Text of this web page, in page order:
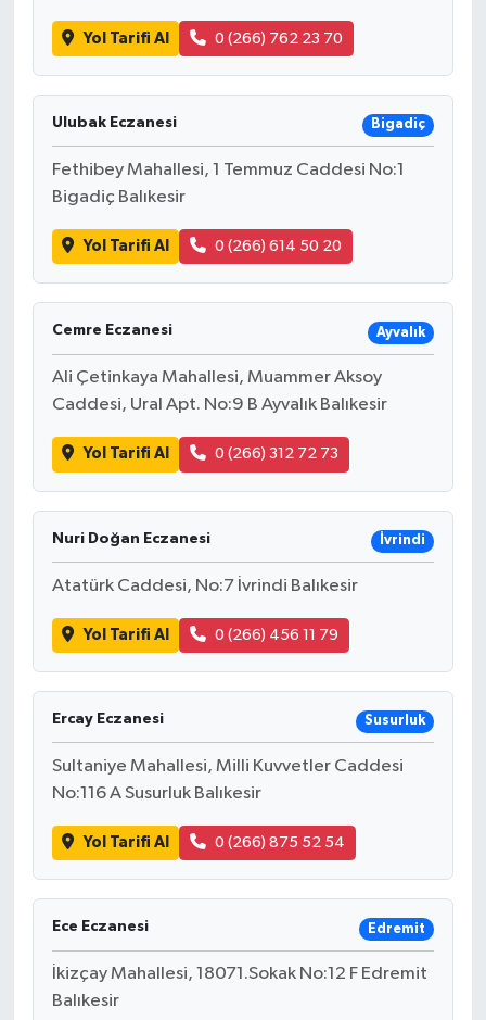
Yol Tarifi Al 0 (266) 762 23 70
Ulubak Eczanesi Bigadiç
Fethibey Mahallesi, 1 Temmuz Caddesi No:1
Bigadiç Balıkesir
Yol Tarifi Al 0 (266) 614 50 20
Cemre Eczanesi Ayvalık
Ali Çetinkaya Mahallesi, Muammer Aksoy
Caddesi, Ural Apt. No:9 B Ayvalık Balıkesir
Yol Tarifi Al 0 (266) 312 72 73
Nuri Doğan Eczanesi İvrindi
Atatürk Caddesi, No:7 İvrindi Balıkesir
Yol Tarifi Al 0 (266) 456 11 79
Ercay Eczanesi Susurluk
Sultaniye Mahallesi, Milli Kuvvetler Caddesi
No:116 A Susurluk Balıkesir
Yol Tarifi Al 0 (266) 875 52 54
Ece Eczanesi Edremit
İkizçay Mahallesi, 18071.Sokak No:12 F Edremit
Balıkesir